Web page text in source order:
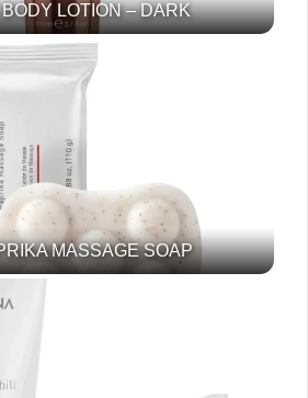
LOTION – DARK
MASSAGE SOAP